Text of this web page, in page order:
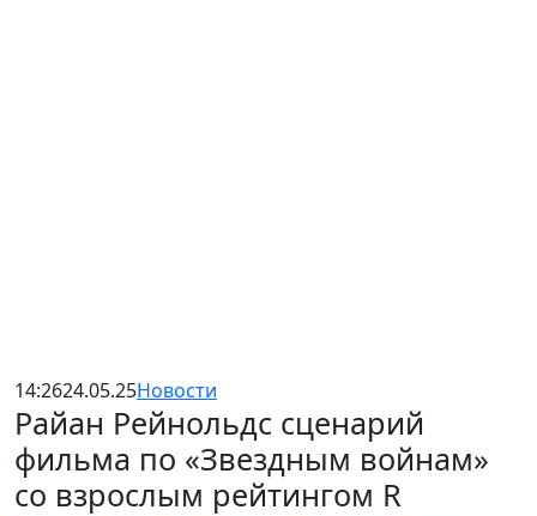
14:2624.05.25Новости
Райан Рейнольдс сценарий
фильма по «Звездным войнам»
со взрослым рейтингом R